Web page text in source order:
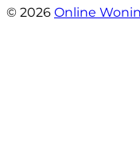
© 2026 Online